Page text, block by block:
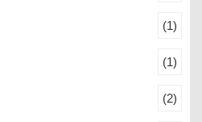
(1)
(1)
(2)